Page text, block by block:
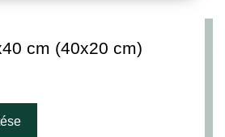
cm (40x20 cm)